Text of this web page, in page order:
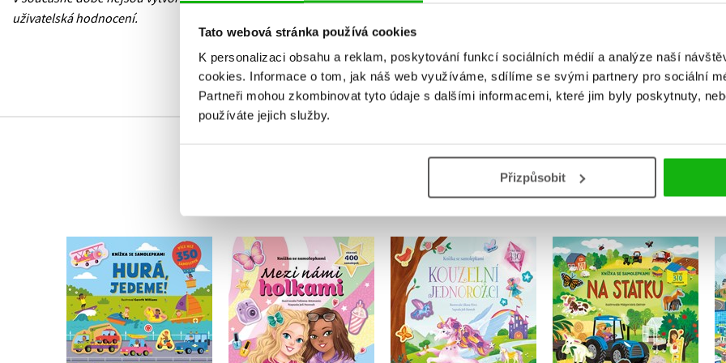
Tato webová stránka používá cookies
K personalizaci obsahu a reklam, poskytování funkcí sociálních médií a analýze naší
cookies. Informace o tom, jak náš web využíváme, sdílíme se svými partnery pro sociální
Partneři mohou zkombinovat tyto údaje s dalšími informacemi, které jim byly poskytnuty,
používáte jejich služby.
Přizpůsobit
uživatelská hodnocení.
Uživatelskou recenzi mohou vkládat pouze registrovaní
Přihlásit
MOHLO BY VÁS TAKÉ ZAJÍMAT
Knížka se
samolepkami - Hurá,
jedeme!
Joli Hannah
Knížka se
samolepkami - Mezi
námi holkami
Joli Hannah
Knížka se
samolepkami -
Kouzelní jednorožci
Joli Hannah
Knížka se
samolepkami - Na
statku
Joli Hannah